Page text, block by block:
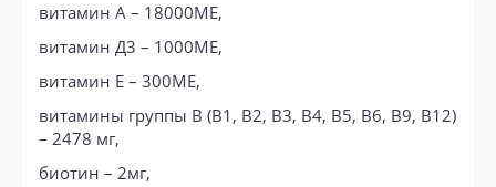
витамин А – 18000МЕ,
витамин Д3 – 1000МЕ,
витамин Е – 300МЕ,
витамины группы В (В1, В2, В3, В4, В5, В6, В9, В12)
– 2478 мг,
биотин – 2мг,